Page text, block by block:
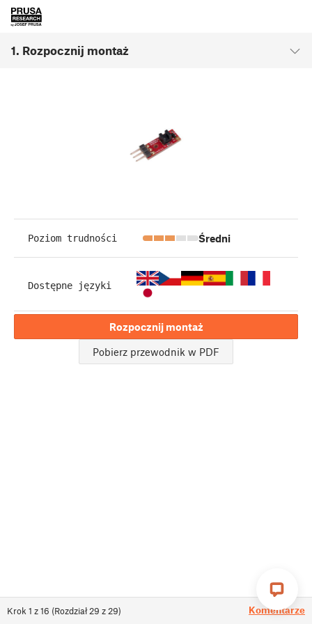
1. Rozpocznij montaż
Krok 1 z16 (Rozdział 29 z 29) Komentarze
Poziom trudności Średni
Dostępne języki
Rozpocznij montaż
Pobierz przewodnik w PDF